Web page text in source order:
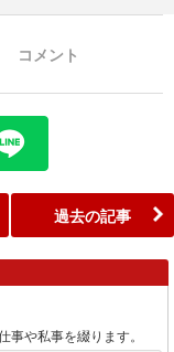
コメント
過去の記事
や私事を綴ります。